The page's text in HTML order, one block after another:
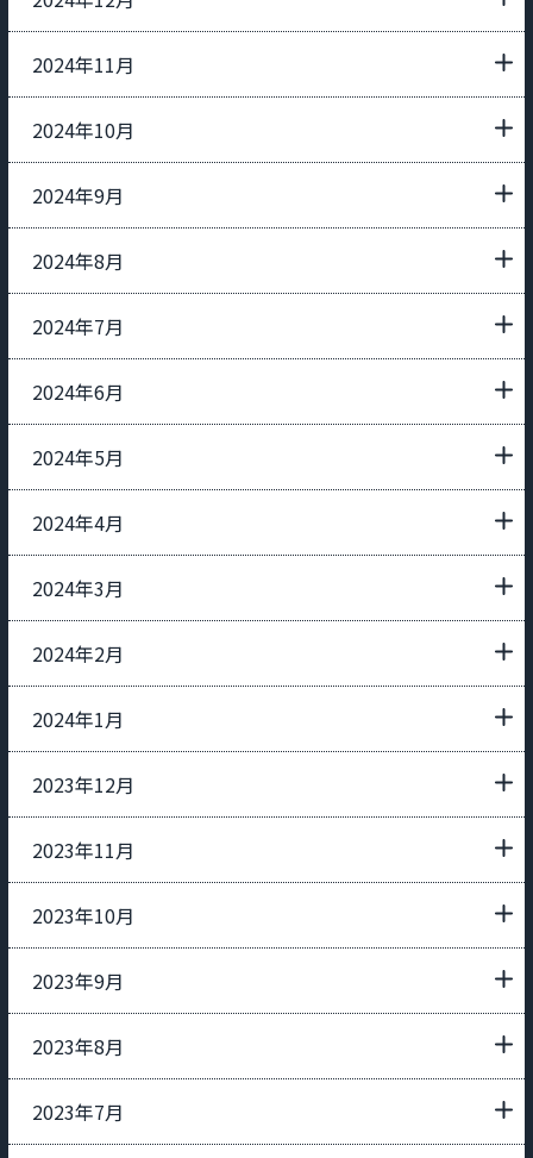
2024年11月
2024年10月
2024年9月
2024年8月
2024年7月
2024年6月
2024年5月
2024年4月
2024年3月
2024年2月
2024年1月
2023年12月
2023年11月
2023年10月
2023年9月
2023年8月
2023年7月